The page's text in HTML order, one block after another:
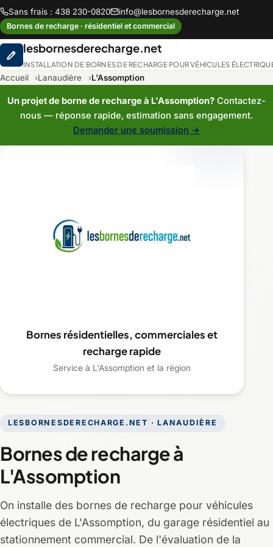
Sans frais : 438 230-0820 info@lesbornesderecharge.net
Bornes de recharge · résidentiel et commercial
lesbornesderecharge.net
INSTALLATION DE BORNES DE RECHARGE POUR VÉHICULES
Accueil Lanaudière L'Assomption
Un projet de borne de recharge à L'Assomption? Contactez-
nous — réponse rapide, estimation sans engagement.
Demander une soumission →
LESBORNESDERECHARGE.NET · LANAUDIÈRE
Bornes de recharge à
L'Assomption
On installe des bornes de recharge pour véhicules
électriques de L'Assomption, du garage résidentiel au
stationnement commercial. De l'évaluation de la
Bornes résidentielles, commerciales et
recharge rapide
Service à L'Assomption et la région